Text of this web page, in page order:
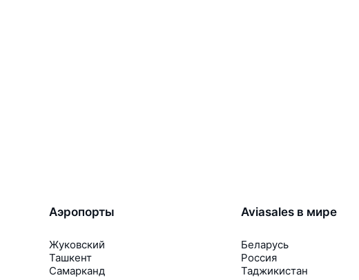
Аэропорты
Жуковский
Ташкент
Самарканд
Aviasales в мире
Беларусь
Россия
Таджикистан